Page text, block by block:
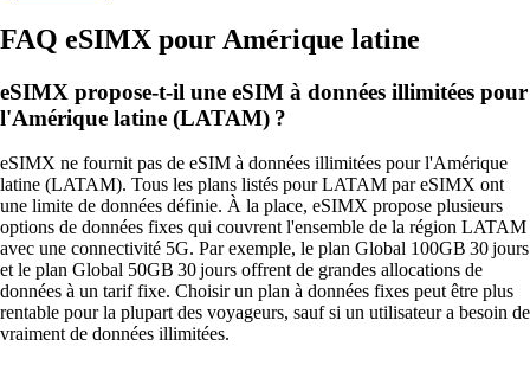
FAQ eSIMX pour Amérique latine
eSIMX propose‑t‑il une eSIM à données illimitées pour
l'Amérique latine (LATAM) ?
eSIMX ne fournit pas de eSIM à données illimitées pour l'Amérique
latine (LATAM). Tous les plans listés pour LATAM par eSIMX ont
une limite de données définie. À la place, eSIMX propose plusieurs
options de données fixes qui couvrent l'ensemble de la région LATAM
avec une connectivité 5G. Par exemple, le plan Global 100GB 30 jours
et le plan Global 50GB 30 jours offrent de grandes allocations de
données à un tarif fixe. Choisir un plan à données fixes peut être plus
rentable pour la plupart des voyageurs, sauf si un utilisateur a besoin de
vraiment de données illimitées.